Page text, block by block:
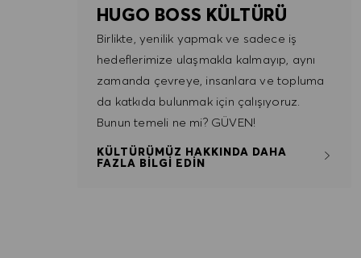
HUGO BOSS KÜLTÜRÜ
Birlikte, yenilik yapmak ve sadece iş
hedeflerimize ulaşmakla kalmayıp, aynı
zamanda çevreye, insanlara ve topluma
da katkıda bulunmak için çalışıyoruz.
Bunun temeli ne mi? GÜVEN!
KÜLTÜRÜMÜZ HAKKINDA DAHA
FAZLA BİLGİ EDİN